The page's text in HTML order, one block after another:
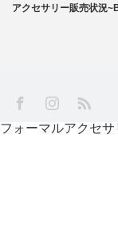
アクセサリー販売状況
FacebookInstagram
フォーマルアクセ